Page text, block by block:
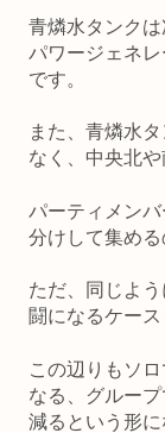
青燐水タンク
パワージェネ
です。
また、青燐水
なく、中央北や
パーティメン
分けして集める
ただ、同じよ
闘になるケース
この辺りもソ
なる、グルー
減るという形に